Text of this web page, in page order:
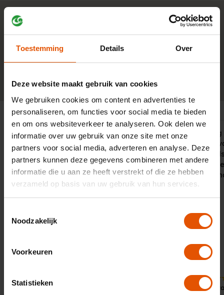
Toestemming Details Over
Deze website maakt gebruik van cookies
We gebruiken cookies om content en advertenties te
personaliseren, om functies voor social media te bieden
en om ons websiteverkeer te analyseren. Ook delen we
informatie over uw gebruik van onze site met onze
partners voor social media, adverteren en analyse. Deze
partners kunnen deze gegevens combineren met andere
informatie die u aan ze heeft verstrekt of die ze hebben
verzameld op basis van uw gebruik van hun services.
Noodzakelijk
Voorkeuren
Statistieken
Advies nodig?
Tijd besparen bij een leaseauto
zoeken?
Stel je vraag aan één van onze onafhankelijke lease-
"Wij kiezen voor LeaseLinq vanwege
de goede samenwerking en vooral
het meedenken van onze vaste
contactpersoon. Geen probleem te
groot, er is altijd een oplossing.
LeaseLinq onderscheidt zich dan ook
van andere partijen door de goede
is dat al het werk dat wij aan het
wagenpark hebben, uit handen wordt
persoon waar wij vertrouwen in
Zeer prettig
met Victor
ontpopte
open
aan de
10 Door:
Dhr.